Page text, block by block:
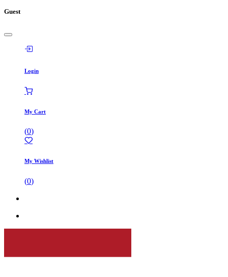
Guest
Login
My Cart
(0)
My Wishlist
(0)